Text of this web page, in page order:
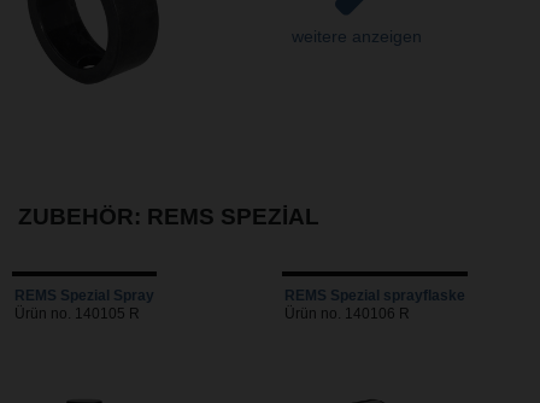
weitere anzeigen
ZUBEHÖR: REMS SPEZIAL
REMS Spezial Spray
Ürün no. 140105 R
REMS Spezial sprayflaske
Ürün no. 140106 R